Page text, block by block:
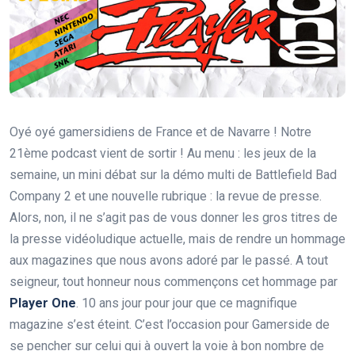
Oyé oyé gamersidiens de France et de Navarre ! Notre
21ème podcast vient de sortir ! Au menu : les jeux de la
semaine, un mini débat sur la démo multi de Battlefield Bad
Company 2 et une nouvelle rubrique : la revue de presse.
Alors, non, il ne s’agit pas de vous donner les gros titres de
la presse vidéoludique actuelle, mais de rendre un hommage
aux magazines que nous avons adoré par le passé. A tout
seigneur, tout honneur nous commençons cet hommage par
Player One. 10 ans jour pour jour que ce magnifique
magazine s’est éteint. C’est l’occasion pour Gamerside de
se pencher sur celui qui à ouvert la voie à bon nombre de